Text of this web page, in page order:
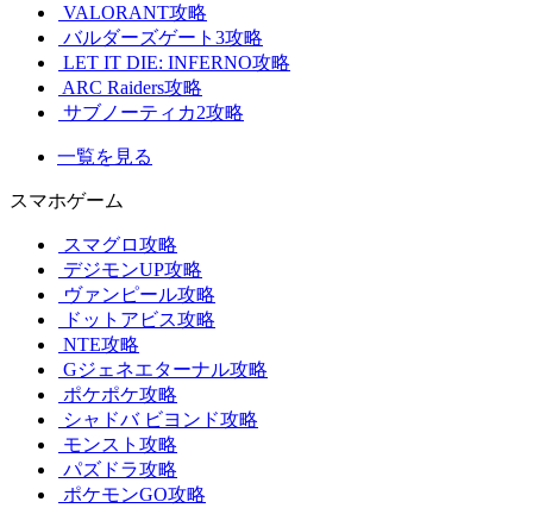
VALORANT攻略
バルダーズゲート3攻略
LET IT DIE: INFERNO攻略
ARC Raiders攻略
サブノーティカ2攻略
一覧を見る
スマホゲーム
スマグロ攻略
デジモンUP攻略
ヴァンピール攻略
ドットアビス攻略
NTE攻略
Gジェネエターナル攻略
ポケポケ攻略
シャドバ ビヨンド攻略
モンスト攻略
パズドラ攻略
ポケモンGO攻略